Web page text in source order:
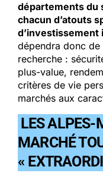
départements du
chacun d’atouts
d’investissement
dépendra donc
recherche :
plus-value,
critères de vie
marchés aux
LES ALPES-
MARCHÉ
«